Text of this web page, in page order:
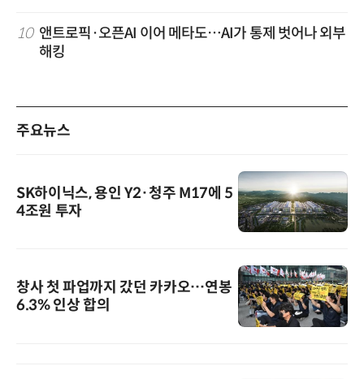
10 앤트로픽·오픈AI 이어 메타도…AI가 통제 벗어나 외부
해킹
주요뉴스
SK하이닉스, 용인 Y2·청주 M17에 5
4조원 투자
창사 첫 파업까지 갔던 카카오…연봉
6.3% 인상 합의